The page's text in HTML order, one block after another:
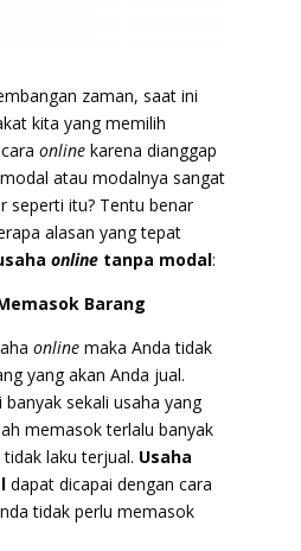
zaman, saat ini
kita yang memilih
onlinekarena dianggap
atau modalnya sangat
seperti itu? Tentu benar
alasan yang tepat
onlinetanpa modal:
Barang
onlinemaka Anda tidak
yang akan Anda jual.
sekali usaha yang
memasok terlalu banyak
laku terjual. Usaha
dapat dicapai dengan cara
tidak perlu memasok